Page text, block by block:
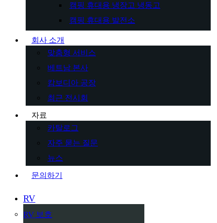
캠핑 휴대용 냉장고 냉동고
캠핑 휴대용 발전소
회사 소개
맞춤형 서비스
베트남 본사
캄보디아 공장
최근 전시회
자료
카탈로그
자주 묻는 질문
뉴스
문의하기
RV
RV 보호